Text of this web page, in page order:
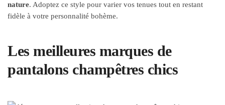
nature. Adoptez ce style pour varier vos tenues tout en restant
fidèle à votre personnalité bohème.
Les meilleures marques de
pantalons champêtres chics